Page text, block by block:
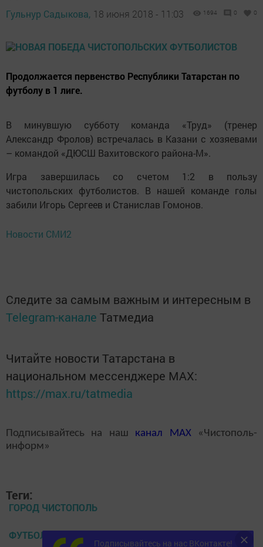
Гульнур Садыкова, 18 июня 2018 - 11:03 1694 0 0
Продолжается первенство Республики Татарстан по
футболу в 1 лиге.
В минувшую субботу команда «Труд» (тренер
Александр Фролов) встречалась в Казани с хозяевами
– командой «ДЮСШ Вахитовского района-М».
Игра завершилась со счетом 1:2 в пользу
чистопольских футболистов. В нашей команде голы
забили Игорь Сергеев и Станислав Гомонов.
Новости СМИ2
Следите за самым важным и интересным в
Telegram-канале Татмедиа
Читайте новости Татарстана в
национальном мессенджере MАХ:
https://max.ru/tatmedia
Подписывайтесь на наш канал MAX«Чистополь-
информ»
Теги:
ГОРОД ЧИСТОПОЛЬ
ФУТБОЛ
Подписывайтесь на нас ВКонтакте!